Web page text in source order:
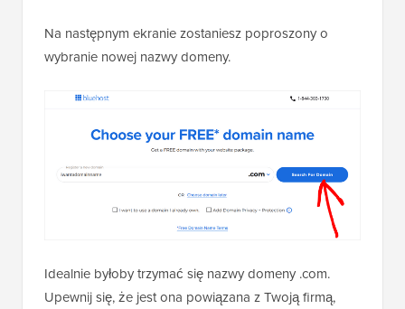
Na następnym ekranie zostaniesz poproszony o
wybranie nowej nazwy domeny.
Idealnie byłoby trzymać się nazwy domeny .com.
Upewnij się, że jest ona powiązana z Twoją firmą,